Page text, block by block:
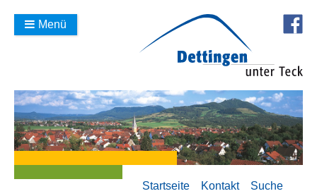
Menü
Startseite Kontakt Suche